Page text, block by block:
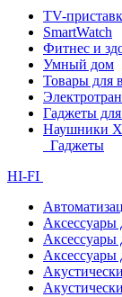
TV-
SmartWatch
Фитнес и
Умный дом
Товары для
Гаджеты
Наушники
Гаджеты
HI-FI
Аксессуары
Аксессуары
Аксессуары